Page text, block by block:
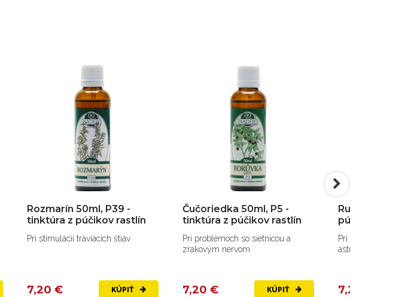
Rozmarín 50ml, P39 -
tinktúra z púčikov rastlín
Pri stimulácii tráviacich štiav
7,20 € KÚPIŤ
Čučoriedka 50ml, P5 -
tinktúra z púčikov rastlín
Pri problémoch so sietnicou a
zrakovým nervom.
7,20 € KÚPIŤ
Ruža 50ml, P41
púčikov rastlín
Pri alergiách,
astme.
7,20 €